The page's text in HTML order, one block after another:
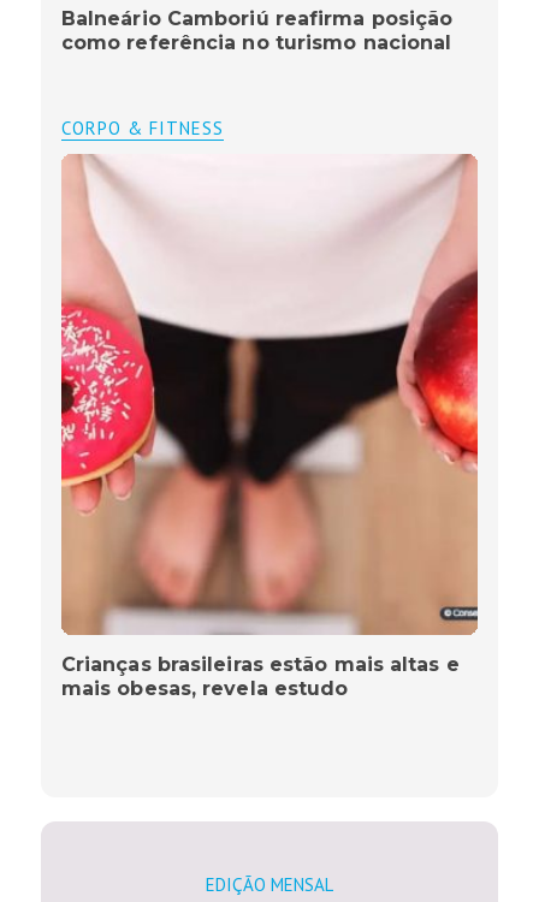
Balneário Camboriú reafirma posição
como referência no turismo nacional
CORPO & FITNESS
Crianças brasileiras estão mais altas e
mais obesas, revela estudo
EDIÇÃO MENSAL